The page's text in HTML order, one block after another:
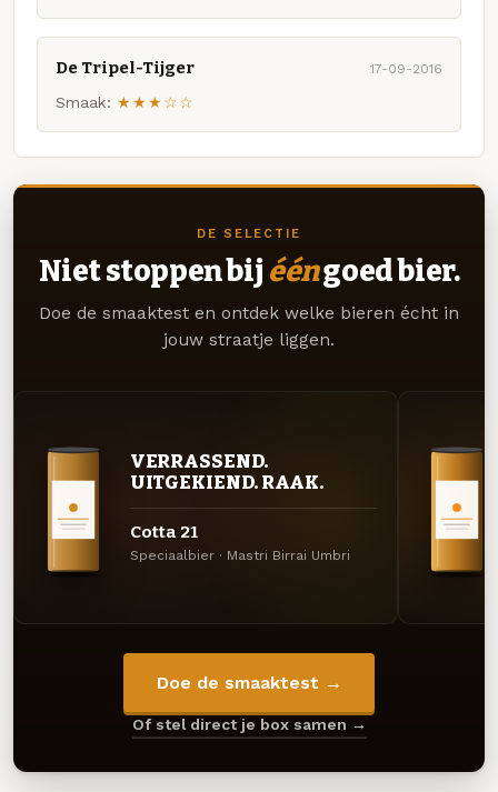
De Tripel-Tijger 17-09-2016
Smaak: ★★★☆☆
DE SELECTIE
Niet stoppen bij ééngoed bier.
Doe de smaaktest en ontdek welke bieren écht in
jouw straatje liggen.
VERRASSEND.
UITGEKIEND. RAAK.
Cotta 21
Speciaalbier · Mastri Birrai Umbri
Doe de smaaktest →
Of stel direct je box samen →